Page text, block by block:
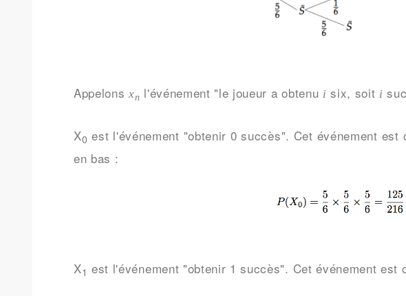
Appelonsxn l'événement "le joueur a obtenu i six, soit i
X0 est l'événement "obtenir 0 succès". Cet événement
en bas :
X1 est l'événement "obtenir 1 succès". Cet événement